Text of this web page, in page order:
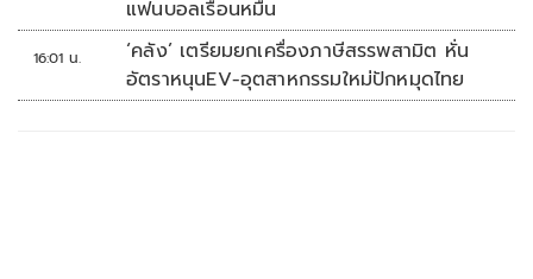
แฟนบอลเรือนหมื่น
16:01 น.
‘คลัง’ เตรียมยกเครื่องภาษีสรรพสามิต หั่น
อัตราหนุนEV-อุตสาหกรรมใหม่ปักหมุดไทย